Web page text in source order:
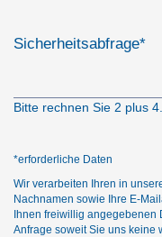
Sicherheitsabfrage*
Bitte rechnen Sie 2 plus 4.
*erforderliche Daten
Wir verarbeiten Ihren in
Nachnamen sowie Ihre E-
Ihnen freiwillig
Anfrage soweit Sie uns keine